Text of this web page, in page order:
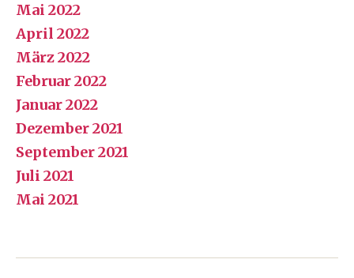
Mai 2022
April 2022
März 2022
Februar 2022
Januar 2022
Dezember 2021
September 2021
Juli 2021
Mai 2021